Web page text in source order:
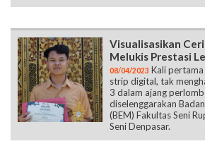
Visualisasikan
Melukis Prestasi
08/04/2023 Kali
strip digital, tak
3 dalam ajang
diselenggarakan
(BEM) Fakultas Seni
Seni Denpasar.